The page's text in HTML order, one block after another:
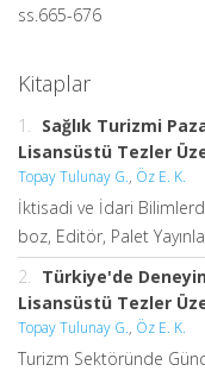
ss.665-676
Kitaplar
1. Sağlık Turizmi
Lisansüstü Tezler
Topay Tulunay G., Öz E. K.
İktisadi ve İdari
boz, Editör, Palet
2. Türkiye'de
Lisansüstü Tezler
Topay Tulunay G., Öz E. K.
Turizm Sektöründe